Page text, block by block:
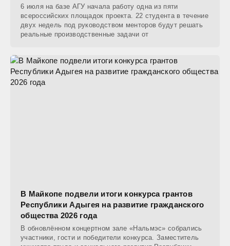
6 июля на базе АГУ начала работу одна из пяти
всероссийских площадок проекта. 22 студента в течение
двух недель под руководством менторов будут решать
реальные производственные задачи от
В Майкопе подвели итоги конкурса грантов
Республики Адыгея на развитие гражданского
общества 2026 года
В обновлённом концертном зале «Нальмэс» собрались
участники, гости и победители конкурса. Заместитель